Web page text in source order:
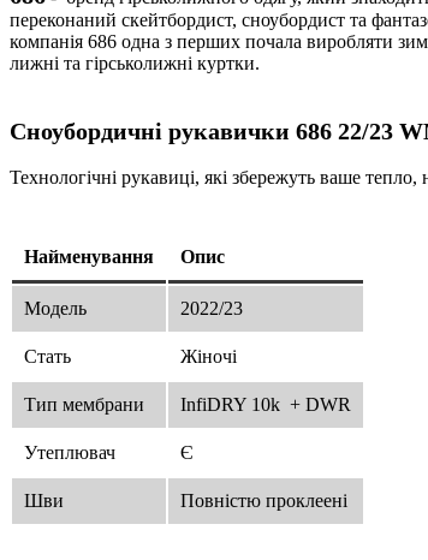
переконаний скейтбордист, сноубордист та
компанія 686 одна з перших почала виробляти
лижні та гірськолижні куртки.
Сноубордичні рукавички 686 22/23
Технологічні рукавиці, які збережуть ваше
Найменування Опис
Модель 2022/23
Стать Жіночі
Тип мембрани InfiDRY 10k + DWR
Утеплювач Є
Шви Повністю проклеені